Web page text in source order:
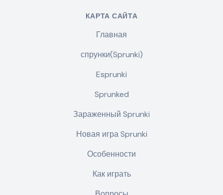
КАРТА САЙТА
Главная
спрунки(Sprunki)
Esprunki
Sprunked
Зараженный Sprunki
Новая игра Sprunki
Особенности
Как играть